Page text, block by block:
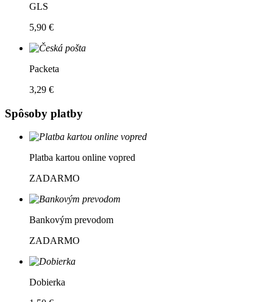
GLS
5,90 €
Packeta
3,29 €
Spôsoby platby
Platba kartou online vopred
ZADARMO
Bankovým prevodom
ZADARMO
Dobierka